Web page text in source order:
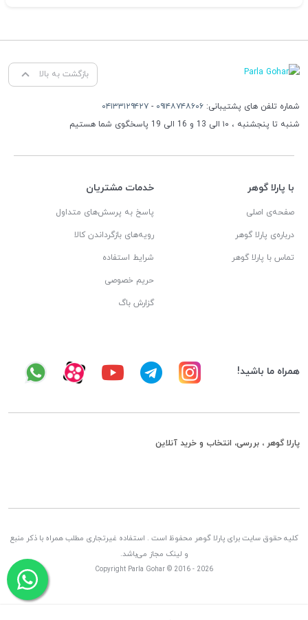
بازگشت به بالا
شماره تلفن های پشتیبانی: ۰۹۱۴۸۷۴۸۶۰۶ - ۰۴۱۳۳۱۲۹۴۲۷
شنبه تا پنجشنبه ، ۱۰ الی 13 و 16 الی 19 پاسخگوی شما هستیم
با پارلا گوهر
صفحه‌ی اصلی
درباره‌ی پارلا گوهر
تماس با پارلا گوهر
خدمات مشتریان
پاسخ به پرسش‌های متداول
رویه‌های بازگرداندن کالا
شرایط استفاده
حریم خصوصی
گزارش باگ
همراه ما باشید!
پارلا گوهر ، بررسی، انتخاب و خرید آنلاین
کلیه حقوق سایت برای پارلا گوهر محفوظ است . استفاده غیرتجاری مطلب همراه با ذکر منبع
و لینک مجاز می‌باشد.
Copyright Parla Gohar © 2016 - 2026